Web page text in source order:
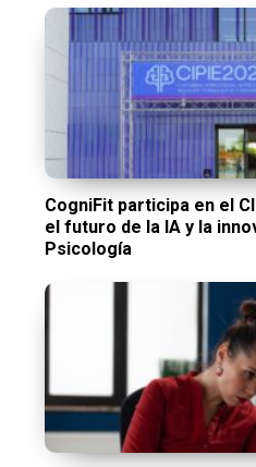
CogniFit participa en el
el futuro de la IA y la
Psicología